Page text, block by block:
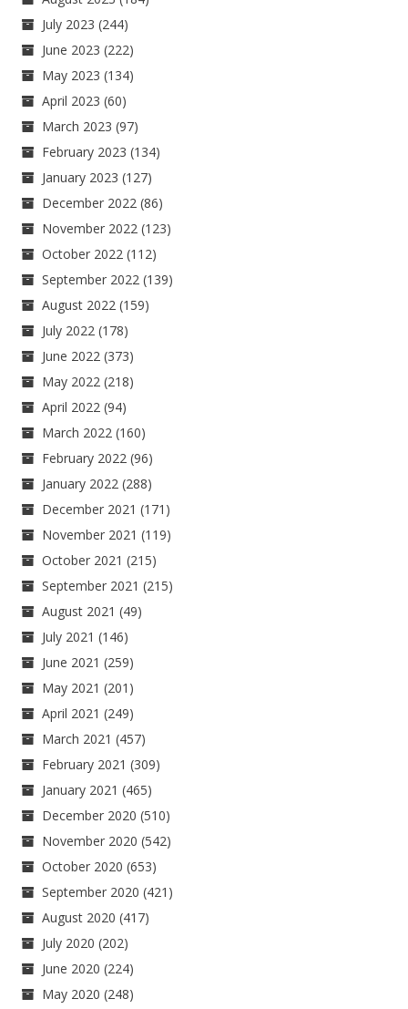
July 2023 (244)
June 2023 (222)
May 2023 (134)
April 2023 (60)
March 2023 (97)
February 2023 (134)
January 2023 (127)
December 2022 (86)
November 2022 (123)
October 2022 (112)
September 2022 (139)
August 2022 (159)
July 2022 (178)
June 2022 (373)
May 2022 (218)
April 2022 (94)
March 2022 (160)
February 2022 (96)
January 2022 (288)
December 2021 (171)
November 2021 (119)
October 2021 (215)
September 2021 (215)
August 2021 (49)
July 2021 (146)
June 2021 (259)
May 2021 (201)
April 2021 (249)
March 2021 (457)
February 2021 (309)
January 2021 (465)
December 2020 (510)
November 2020 (542)
October 2020 (653)
September 2020 (421)
August 2020 (417)
July 2020 (202)
June 2020 (224)
May 2020 (248)